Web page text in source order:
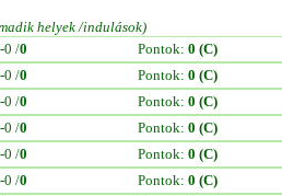
helyek /indulások)
0 /0 Pontok: 0 (C)
0 /0 Pontok: 0 (C)
0 /0 Pontok: 0 (C)
0 /0 Pontok: 0 (C)
0 /0 Pontok: 0 (C)
0 /0 Pontok: 0 (C)